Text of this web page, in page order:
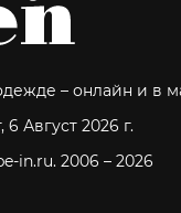
– онлайн и в
6 Август 2026 г.
in.ru. 2006 – 2026